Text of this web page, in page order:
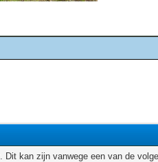
kan zijn vanwege een van de